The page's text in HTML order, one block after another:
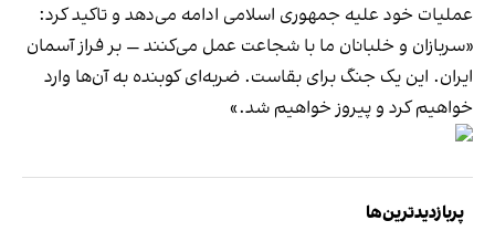
عملیات خود علیه جمهوری اسلامی ادامه می‌دهد و تاکید کرد:
«سربازان و خلبانان ما با شجاعت عمل می‌کنند — بر فراز آسمان
ایران. این یک جنگ برای بقاست. ضربه‌ای کوبنده به آن‌ها وارد
خواهیم کرد و پیروز خواهیم شد.»
پربازدیدترین‌ها